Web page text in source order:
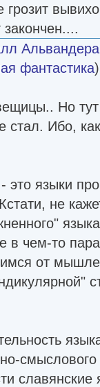
грозит
Альвандера
фантастика
Но
стал. Ибо,
это языки
не
в чем-то
от
смыслового